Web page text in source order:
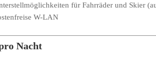
für Fahrräder und Skier
W-LAN
Nacht